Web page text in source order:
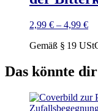
2,99 € – 4,99 €
Gemäß § 19
Das könnte